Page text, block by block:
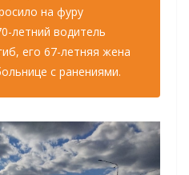
на фуру
летний водитель
его 67-летняя жена
с ранениями.